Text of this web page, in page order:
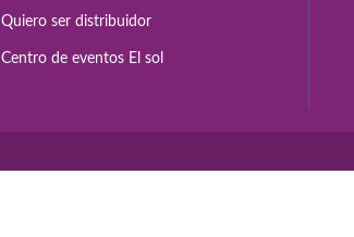
Quiero ser distribuidor
Centro de eventos El sol